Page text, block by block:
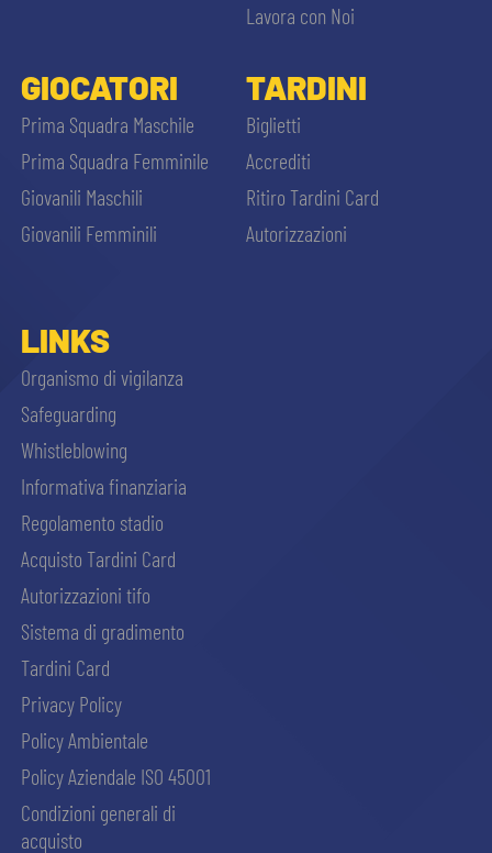
Lavora con Noi
GIOCATORI
Prima Squadra Maschile
Prima Squadra Femminile
Giovanili Maschili
Giovanili Femminili
TARDINI
Biglietti
Accrediti
Ritiro Tardini Card
Autorizzazioni
LINKS
Organismo di vigilanza
Safeguarding
Whistleblowing
Informativa finanziaria
Regolamento stadio
Acquisto Tardini Card
Autorizzazioni tifo
Sistema di gradimento
Tardini Card
Privacy Policy
Policy Ambientale
Policy Aziendale ISO 45001
Condizioni generali di
acquisto